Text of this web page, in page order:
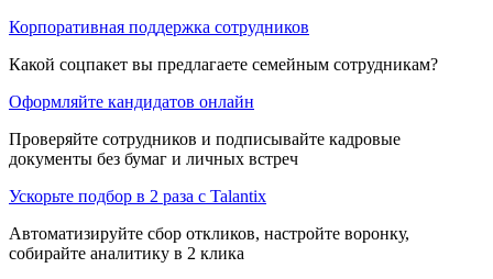
Корпоративная поддержка сотрудников
Какой соцпакет вы предлагаете семейным сотрудникам?
Оформляйте кандидатов онлайн
Проверяйте сотрудников и подписывайте кадровые
документы без бумаг и личных встреч
Ускорьте подбор в 2 раза с Talantix
Автоматизируйте сбор откликов, настройте воронку,
собирайте аналитику в 2 клика